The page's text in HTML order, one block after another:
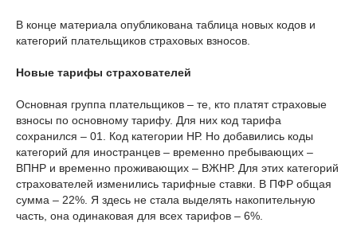
В конце материала опубликована таблица новых кодов и
категорий плательщиков страховых взносов.
Новые тарифы страхователей
Основная группа плательщиков – те, кто платят страховые
взносы по основному тарифу. Для них код тарифа
сохранился – 01. Код категории НР. Но добавились коды
категорий для иностранцев – временно пребывающих –
ВПНР и временно проживающих – ВЖНР. Для этих категорий
страхователей изменились тарифные ставки. В ПФР общая
сумма – 22%. Я здесь не стала выделять накопительную
часть, она одинаковая для всех тарифов – 6%.